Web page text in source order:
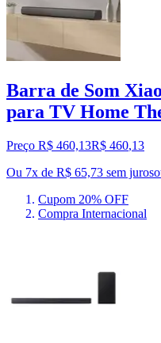
Barra de Som
para TV Home
Preço R$ 460,13R$ 460,13
Ou 7x de R$ 65,73 sem juros
Cupom 20% OFF
Compra Internacional